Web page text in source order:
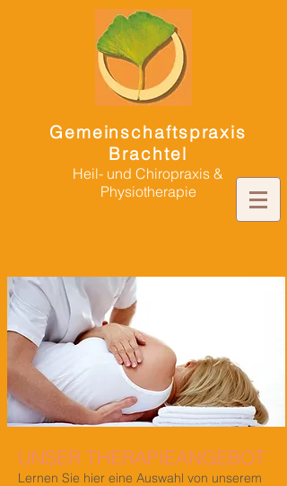
Gemeinschaftspraxis
Brachtel
Heil- und Chiropraxis &
Physiotherapie
UNSER THERAPIEANGEBOT
Lernen Sie hier eine Auswahl von unserem